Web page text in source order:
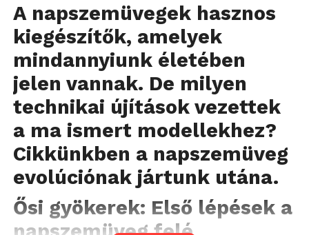
A napszemüvegek hasznos
kiegészítők, amelyek
mindannyiunk életében
jelen vannak. De milyen
technikai újítások vezettek
a ma ismert modellekhez?
Cikkünkben a napszemüveg
evolúciónak jártunk utána.
Ősi gyökerek: Első lépések a